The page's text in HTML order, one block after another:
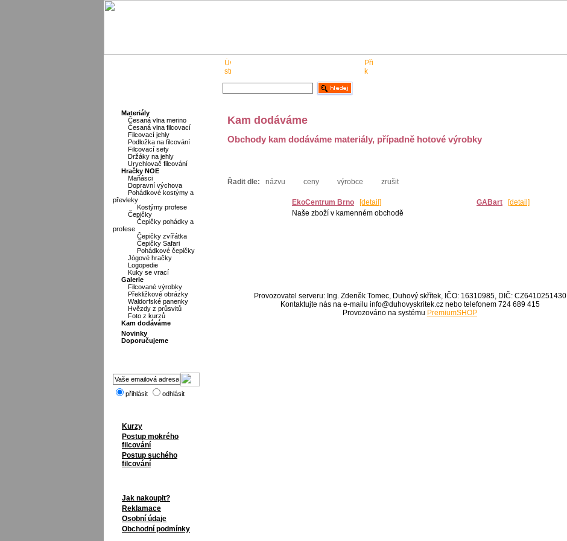
Materiály
Česaná vlna merino
Česaná vlna filcovací
Filcovací jehly
Podložka na filcování
Filcovací sety
Držáky na jehly
Urychlovač filcování
Hračky NOE
Maňásci
Dopravní výchova
Pohádkové kostýmy a
převleky
Kostýmy profese
Čepičky
Čepičky pohádky a
profese
Čepičky zvířátka
Čepičky Safari
Pohádkové čepičky
Jógové hračky
Logopedie
Kuky se vrací
Galerie
Filcované výrobky
Překližkové obrázky
Waldorfské panenky
Hvězdy z průsvitů
Foto z kurzů
Kam dodáváme
Novinky
Doporučujeme
přihlásit odhlásit
Kurzy
Postup mokrého
filcování
Postup suchého
filcování
Jak nakoupit?
Reklamace
Osobní údaje
Obchodní podmínky
Kam dodáváme
Obchody kam dodáváme materiály, případně hotové výrobky
Řadit dle: názvu ceny výrobce zrušit
EkoCentrum Brno
[detail]
Naše zboží v kamenném obchodě
GABart [detail]
Provozovatel serveru: Ing. Zdeněk Tomec, Duhový skřítek, IČO: 16310985, DIČ: CZ6410251430
Kontaktujte nás na e-mailu info@duhovyskritek.cz nebo telefonem 724 689 415
Provozováno na systému PremiumSHOP